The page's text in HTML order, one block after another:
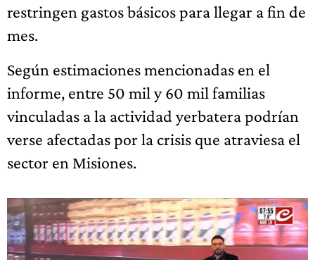
restringen gastos básicos para llegar a fin de
mes.
Según estimaciones mencionadas en el
informe, entre 50 mil y 60 mil familias
vinculadas a la actividad yerbatera podrían
verse afectadas por la crisis que atraviesa el
sector en Misiones.